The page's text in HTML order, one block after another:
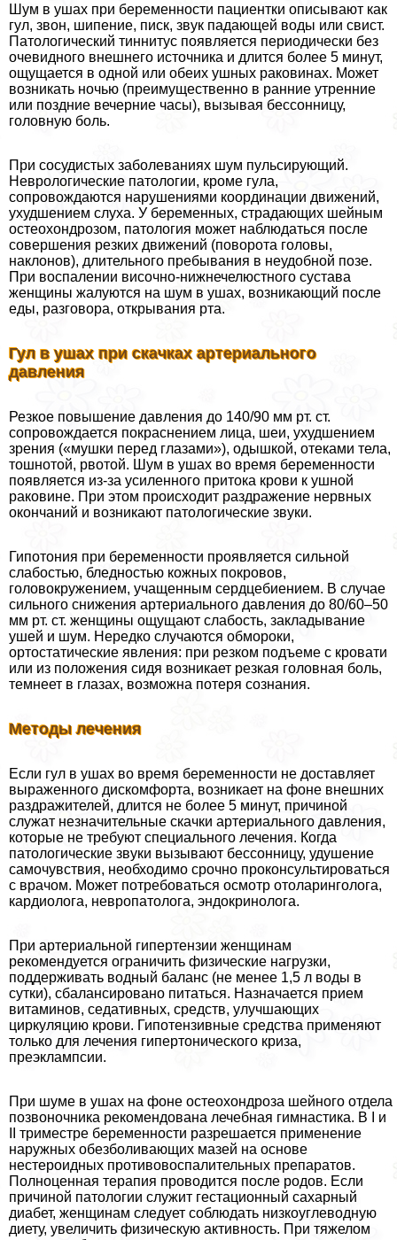
Шум в ушах при беременности пациентки описывают как
гул, звон, шипение, писк, звук падающей воды или свист.
Патологический тиннитус появляется периодически без
очевидного внешнего источника и длится более 5 минут,
ощущается в одной или обеих ушных paковинах. Может
возникать ночью (преимущественно в ранние утренние
или поздние вечерние часы), вызывая бессонницу,
головную боль.
При сосудистых заболеваниях шум пульсирующий.
Неврологические патологии, кроме гула,
сопровождаются нарушениями координации движений,
ухудшением слуха. У беременных, страдающих шейным
остеохондрозом, патология может наблюдаться после
совершения резких движений (поворота головы,
наклонов), длительного пребывания в неудобной позе.
При воспалении височно-нижнечелюстного сустава
женщины жалуются на шум в ушах, возникающий после
еды, разговора, открывания рта.
Гул в ушах при скачках артериального
давления
Резкое повышение давления до 140/90 мм рт. ст.
сопровождается покраснением лица, шеи, ухудшением
зрения («мушки перед глазами»), одышкой, отеками тела,
тошнотой, рвотой. Шум в ушах во время беременности
появляется из-за усиленного притока крови к ушной
paковине. При этом происходит раздражение нервных
окончаний и возникают патологические звуки.
Гипотония при беременности проявляется сильной
слабостью, бледностью кожных покровов,
головокружением, учащенным сердцебиением. В случае
сильного снижения артериального давления до 80/60–50
мм рт. ст. женщины ощущают слабость, закладывание
ушей и шум. Нередко случаются обмороки,
ортостатические явления: при резком подъеме с кровати
или из положения сидя возникает резкая головная боль,
темнеет в глазах, возможна потеря сознания.
Методы лечения
Если гул в ушах во время беременности не доставляет
выраженного дискомфорта, возникает на фоне внешних
раздражителей, длится не более 5 минут, причиной
служат незначительные скачки артериального давления,
которые не требуют специального лечения. Когда
патологические звуки вызывают бессонницу, удушение
самочувствия, необходимо срочно проконсультироваться
с врачом. Может потребоваться осмотр отоларинголога,
кардиолога, невропатолога, эндокринолога.
При артериальной гипертензии женщинам
рекомендуется ограничить физические нагрузки,
поддерживать водный баланс (не менее 1,5 л воды в
сутки), сбалансировано питаться. Назначается прием
витаминов, седативных, средств, улучшающих
циркуляцию крови. Гипотензивные средства применяют
только для лечения гипертонического криза,
преэклампсии.
При шуме в ушах на фоне остеохондроза шейного отдела
позвоночника рекомендована лечебная гимнастика. В I и
II триместре беременности разрешается применение
наружных обезболивающих мазей на основе
нестероидных противовоспалительных препаратов.
Полноценная терапия проводится после родов. Если
причиной патологии служит гестационный сахарный
диабет, женщинам следует соблюдать низкоуглеводную
диету, увеличить физическую активность. При тяжелом